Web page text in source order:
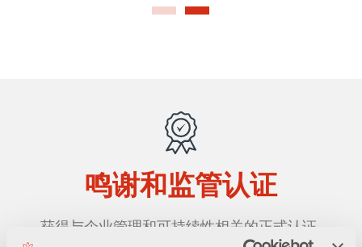
鸣谢和监管认证
获得与企业管理和可持续性相关的正式认证,